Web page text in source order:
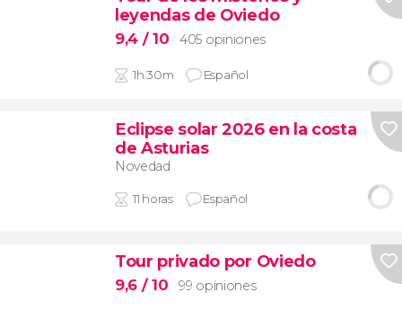
leyendas de Oviedo
9,4 / 10 405 opiniones
1h 30m Español
Eclipse solar 2026 en la costa
de Asturias
Novedad
11 horas Español
Tour privado por Oviedo
9,6 / 10 99 opiniones